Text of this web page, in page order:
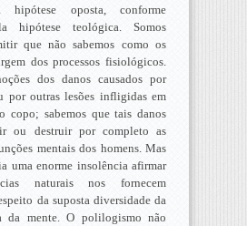
hipótese oposta, conforme
hipótese teológica. Somos
que não sabemos como os
dos processos fisiológicos.
dos danos causados por
por outras lesões infligidas em
copo; sabemos que tais danos
ou destruir por completo as
mentais dos homens. Mas
uma enorme insolência afirmar
naturais nos fornecem
da suposta diversidade da
da mente. O polilogismo não